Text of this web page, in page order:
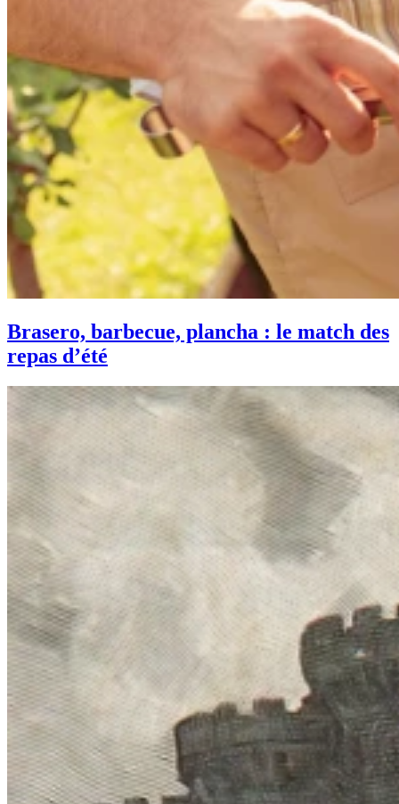
Brasero, barbecue, plancha : le match des
repas d’été